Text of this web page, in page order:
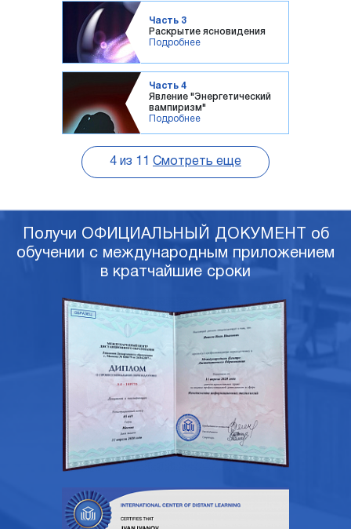
Часть 3
Раскрытие ясновидения
Подробнее
Часть 4
Явление "Энергетический
вампиризм"
Подробнее
4 из 11 Смотреть еще
Получи ОФИЦИАЛЬНЫЙ ДОКУМЕНТ об
обучении с международным приложением
в кратчайшие сроки